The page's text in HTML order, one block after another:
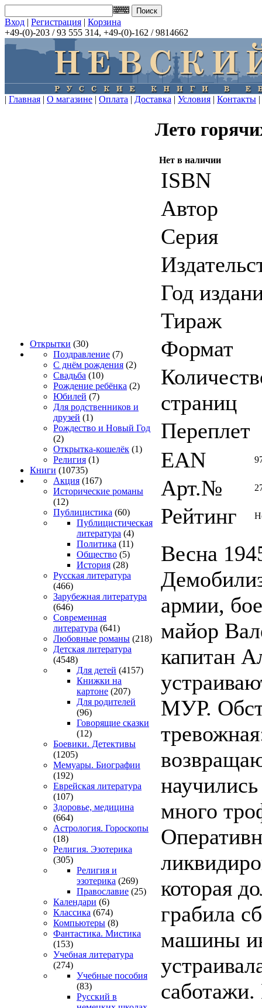
Вход | Регистрация | Корзина
+49-(0)-203 / 93 555 314, +49-(0)-162 / 9814662
| Главная | О магазине | Оплата | Доставка | Условия | Контакты |
Открытки (30)
Поздравление (7)
С днём рождения (2)
Свадьба (10)
Рождение ребёнка (2)
Юбилей (7)
Для родственников и
друзей (1)
Рождество и Новый Год
(2)
Открытка-кошелёк (1)
Религия (1)
Книги (10735)
Акция (167)
Исторические романы
(12)
Публицистика (60)
Публицистическая
литература (4)
Политика (11)
Общество (5)
История (28)
Русская литература
(466)
Зарубежная литература
(646)
Современная
литература (641)
Любовные романы (218)
Детская литература
(4548)
Для детей (4157)
Книжки на
картоне (207)
Для родителей
(96)
Говорящие сказки
(12)
Боевики. Детективы
(1205)
Мемуары. Биографии
(192)
Еврейская литература
(107)
Здоровье, медицина
(664)
Астрология. Гороскопы
(18)
Религия. Эзотерика
(305)
Религия и
эзотерика (269)
Православие (25)
Календари (6)
Классика (674)
Компьютеры (8)
Фантастика. Мистика
(153)
Учебная литература
(274)
Учебные пособия
(83)
Русский в
Лето
Нет в наличии
ISBN
Автор
Серия
Год
Тираж
Формат
страниц
Переплет
EAN
Арт.№
Рейтинг
Весна
армии,
майор
капитан
МУР.
много
которая
грабила
машины
саботажи.